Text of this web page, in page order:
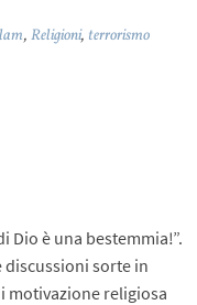
,Religioni, terrorismo
Dio è una bestemmia!”.
discussioni sorte in
motivazione religiosa